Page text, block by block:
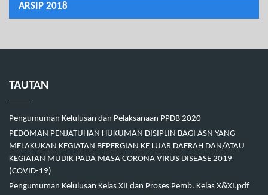
ARSIP 2018
TAUTAN
Pengumuman Kelulusan dan Pelaksanaan PPDB 2020
PEDOMAN PENJATUHAN HUKUMAN DISIPLIN BAGI ASN YANG
MELAKUKAN KEGIATAN BEPERGIAN KE LUAR DAERAH DAN/ATAU
KEGIATAN MUDIK PADA MASA CORONA VIRUS DISEASE 2019
(COVID-19)
Pengumuman Kelulusan Kelas XII dan Proses Pemb. Kelas X&XI.pdf